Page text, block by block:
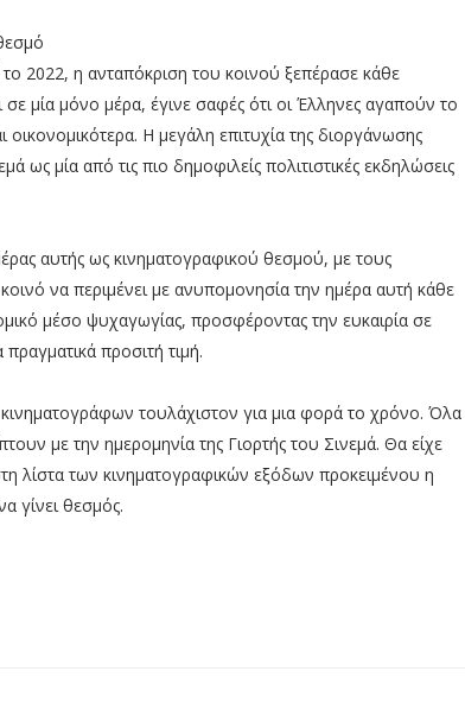
2022, η ανταπόκριση του κοινού ξεπέρασε κάθε
μία μόνο μέρα, έγινε σαφές ότι οι Έλληνες αγαπούν το
Η μεγάλη επιτυχία της διοργάνωσης
ως μία από τις πιο δημοφιλείς πολιτιστικές εκδηλώσεις
αυτής ως κινηματογραφικού θεσμού, με τους
να περιμένει με ανυπομονησία την ημέρα αυτή κάθε
μέσο ψυχαγωγίας, προσφέροντας την ευκαιρία σε
προσιτή τιμή.
κινηματογράφων τουλάχιστον για μια φορά το χρόνο. Όλα
με την ημερομηνία της Γιορτής του Σινεμά. Θα είχε
λίστα των κινηματογραφικών εξόδων προκειμένου η
γίνει θεσμός.